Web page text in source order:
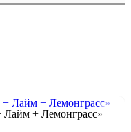
+ Лемонграсс»